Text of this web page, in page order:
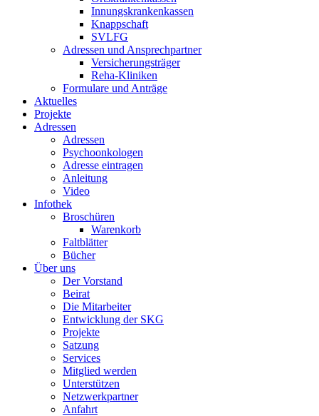
Innungskrankenkassen
Knappschaft
SVLFG
Adressen und Ansprechpartner
Versicherungsträger
Reha-Kliniken
Formulare und Anträge
Aktuelles
Projekte
Adressen
Adressen
Psychoonkologen
Adresse eintragen
Anleitung
Video
Infothek
Broschüren
Warenkorb
Faltblätter
Bücher
Über uns
Der Vorstand
Beirat
Die Mitarbeiter
Entwicklung der SKG
Projekte
Satzung
Services
Mitglied werden
Unterstützen
Netzwerkpartner
Anfahrt